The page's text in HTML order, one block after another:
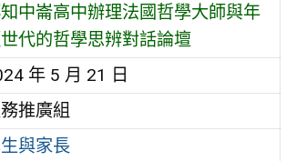
中崙高中辦理法國哲學大師與年
代的哲學思辨對話論壇
年 5 月 21 日
推廣組
與家長